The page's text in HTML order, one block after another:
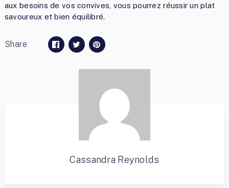
aux besoins de vos convives, vous pourrez réussir un plat
savoureux et bien équilibré.
Share
Cassandra Reynolds